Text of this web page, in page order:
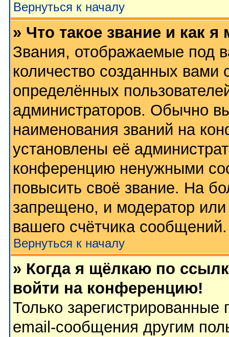
Вернуться к началу
» Что такое звание и как я
Звания, отображаемые под
количество созданных
определённых
администраторов. Обычно
наименования званий на
установлены её
конференцию ненужными
повысить своё звание. На
запрещено, и модератор или
вашего счётчика сообщений.
Вернуться к началу
» Когда я щёлкаю по
войти на конференцию!
Только зарегистрированные
email-сообщения другим